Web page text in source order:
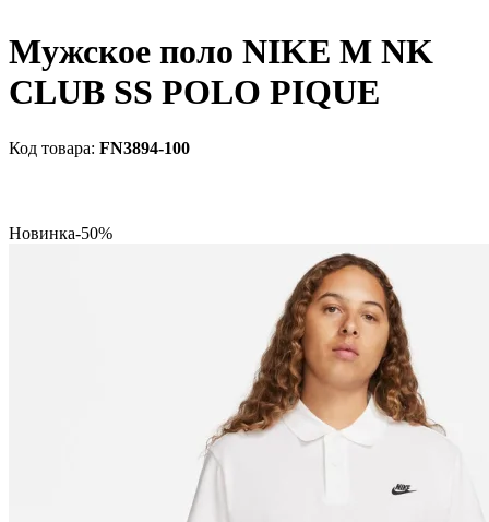
Мужское поло NIKE M NK
CLUB SS POLO PIQUE
FN3894-100
Новинка-50%